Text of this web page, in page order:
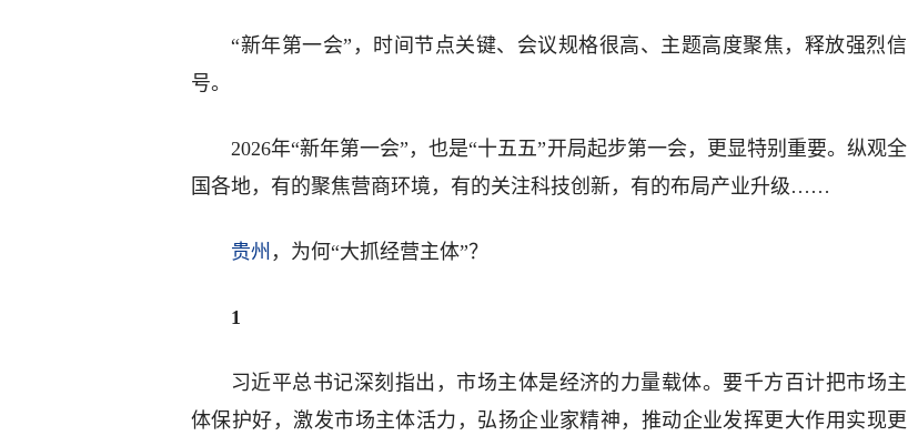
“新年第一会”，时间节点关键、会议规格很高、主题高度聚焦，释放强烈信
号。
2026年“新年第一会”，也是“十五五”开局起步第一会，更显特别重要。纵观全
国各地，有的聚焦营商环境，有的关注科技创新，有的布局产业升级……
贵州 ，为何“大抓经营主体”？
1
习近平总书记深刻指出，市场主体是经济的力量载体。要千方百计把市场主
体保护好，激发市场主体活力，弘扬企业家精神，推动企业发挥更大作用实现更